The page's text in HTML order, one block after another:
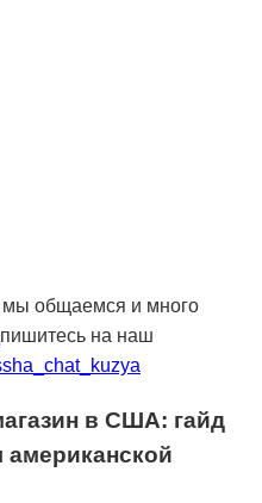
общаемся и много
на наш
в США: гайд
американской